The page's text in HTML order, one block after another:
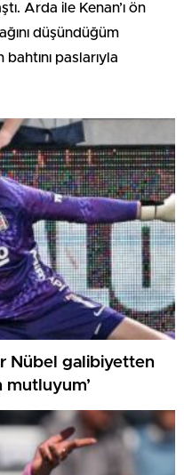
Arda ile Kenan’ı ön
düşündüğüm
paslarıyla
Nübel galibiyetten
mutluyum’